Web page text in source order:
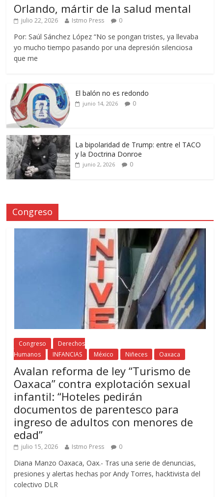
Orlando, mártir de la salud mental
julio 22, 2026 Istmo Press 0
Por: Saúl Sánchez López “No se pongan tristes, ya llevaba
yo mucho tiempo pasando por una depresión silenciosa
que me
El balón no es redondo
junio 14, 2026 0
La bipolaridad de Trump: entre el TACO
y la Doctrina Donroe
junio 2, 2026 0
Congreso
Congreso
Derechos
Humanos
INFANCIAS México Niñeces Oaxaca
Avalan reforma de ley “Turismo de
Oaxaca” contra explotación sexual
infantil: “Hoteles pedirán
documentos de parentesco para
ingreso de adultos con menores de
edad”
julio 15, 2026 Istmo Press 0
Diana Manzo Oaxaca, Oax.- Tras una serie de denuncias,
presiones y alertas hechas por Andy Torres, hacktivista del
colectivo DLR